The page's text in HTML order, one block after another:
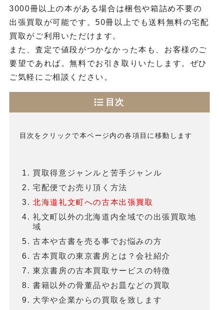
3000冊以上の本がある場合は梱包や箱詰め不要の
出張買取が可能です。50冊以上でも送料無料の宅配
買取がご利用いただけます。
また、査定で値段がつかなかった本も、お客様のご
要望であれば。無料でお引き取りいたします。ぜひ
ご気軽にご相談ください。
目次
目次をクリックで本ページ内の各項目に移動します
買取得意ジャンルと苦手ジャンル
宅配便でお売り頂く方法
北海道礼文町への古本出張買取
礼文町以外の北海道内全域での出張買取地
域
古本や古書を売る事でお悩みの方
古本買取の東京書房とは？会社紹介
東京書房の古本買取サービスの特徴
書籍以外の骨董品やお皿などの買取
大学や企業からの買取を致します